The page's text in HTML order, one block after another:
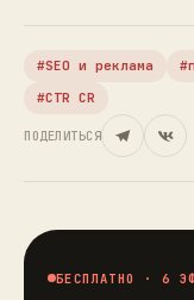
SEO и реклама
CTR CR
ПОДЕЛИТЬСЯ
БЕСПЛАТНО · 6